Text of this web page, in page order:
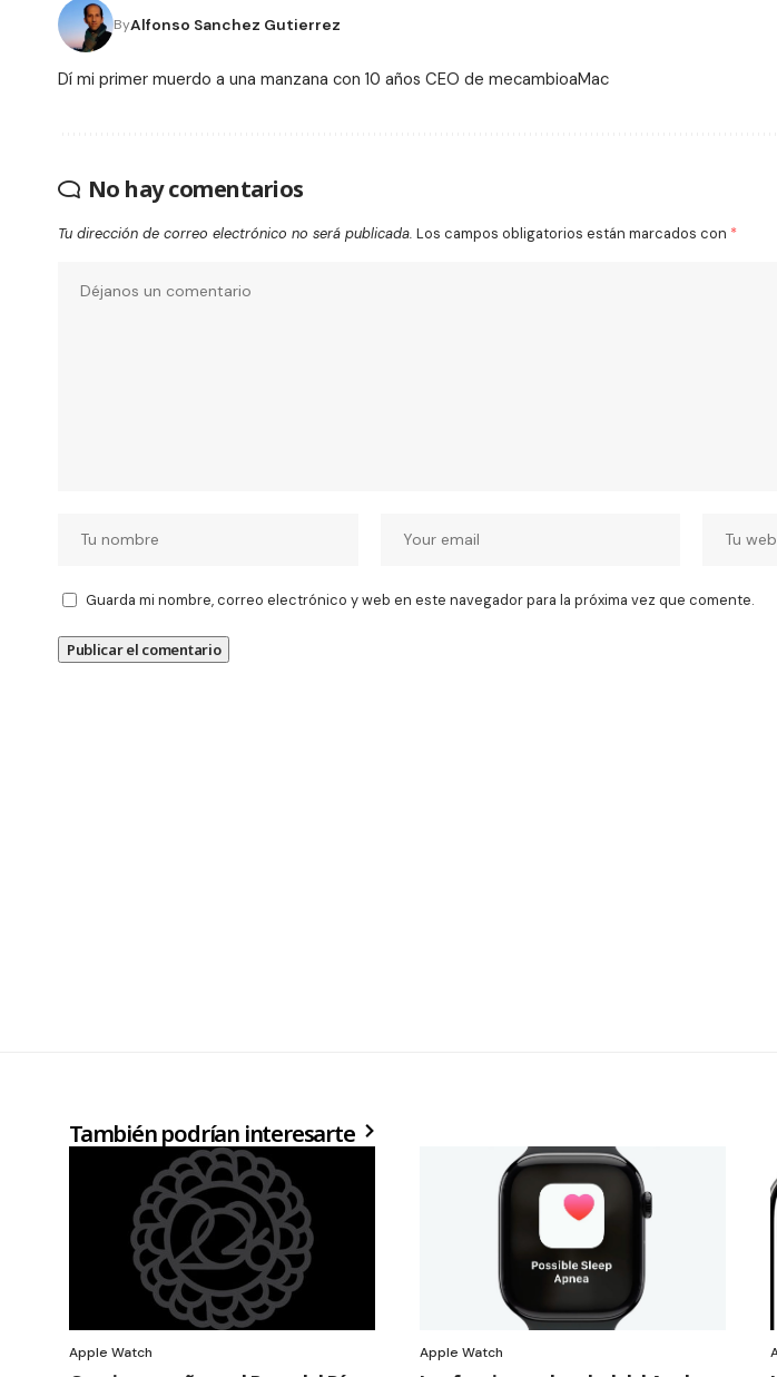
ByAlfonso Sanchez Gutierrez
Dí mi primer muerdo a una manzana con 10 años CEO de mecambioaMac
No hay comentarios
Tu dirección de correo electrónico no será publicada. Los campos obligatorios están marcados con *
Guarda mi nombre, correo electrónico y web en este navegador para la próxima vez que comente.
También podrían interesarte
Apple Watch Apple Watch